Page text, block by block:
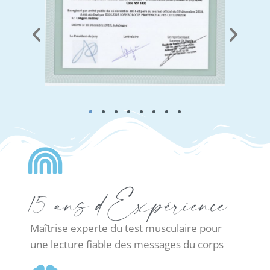
toute sécurité. Je m’engage à exercer dans
le respect des limites de chaque discipline,
afin d’offrir un accompagnement
personnalisé, respectueux et
15 ans d'Expérience
Maîtrise experte du test musculaire pour
une lecture fiable des messages du corps